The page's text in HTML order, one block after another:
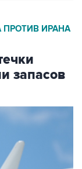
ИРАНА
запасов